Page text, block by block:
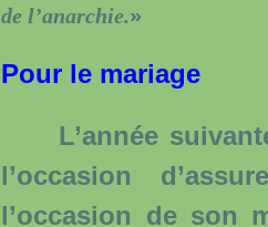
de l’anarchie.»
Pour le mariage
L’année
l’occasion
l’occasion de son